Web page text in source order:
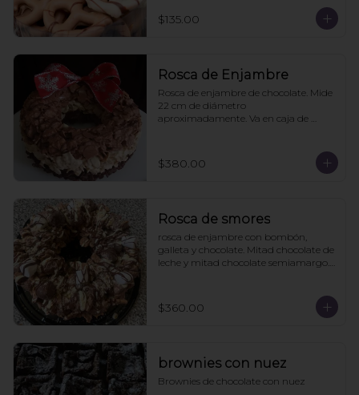
$135.00
Rosca de Enjambre
Rosca de enjambre de chocolate. Mide
22 cm de diámetro
aproximadamente. Va en caja de
$380.00
Rosca de smores
rosca de enjambre con bombón,
galleta y chocolate. Mitad chocolate de
leche y mitad chocolate semiamargo.
$360.00
brownies con nuez
Brownies de chocolate con nuez